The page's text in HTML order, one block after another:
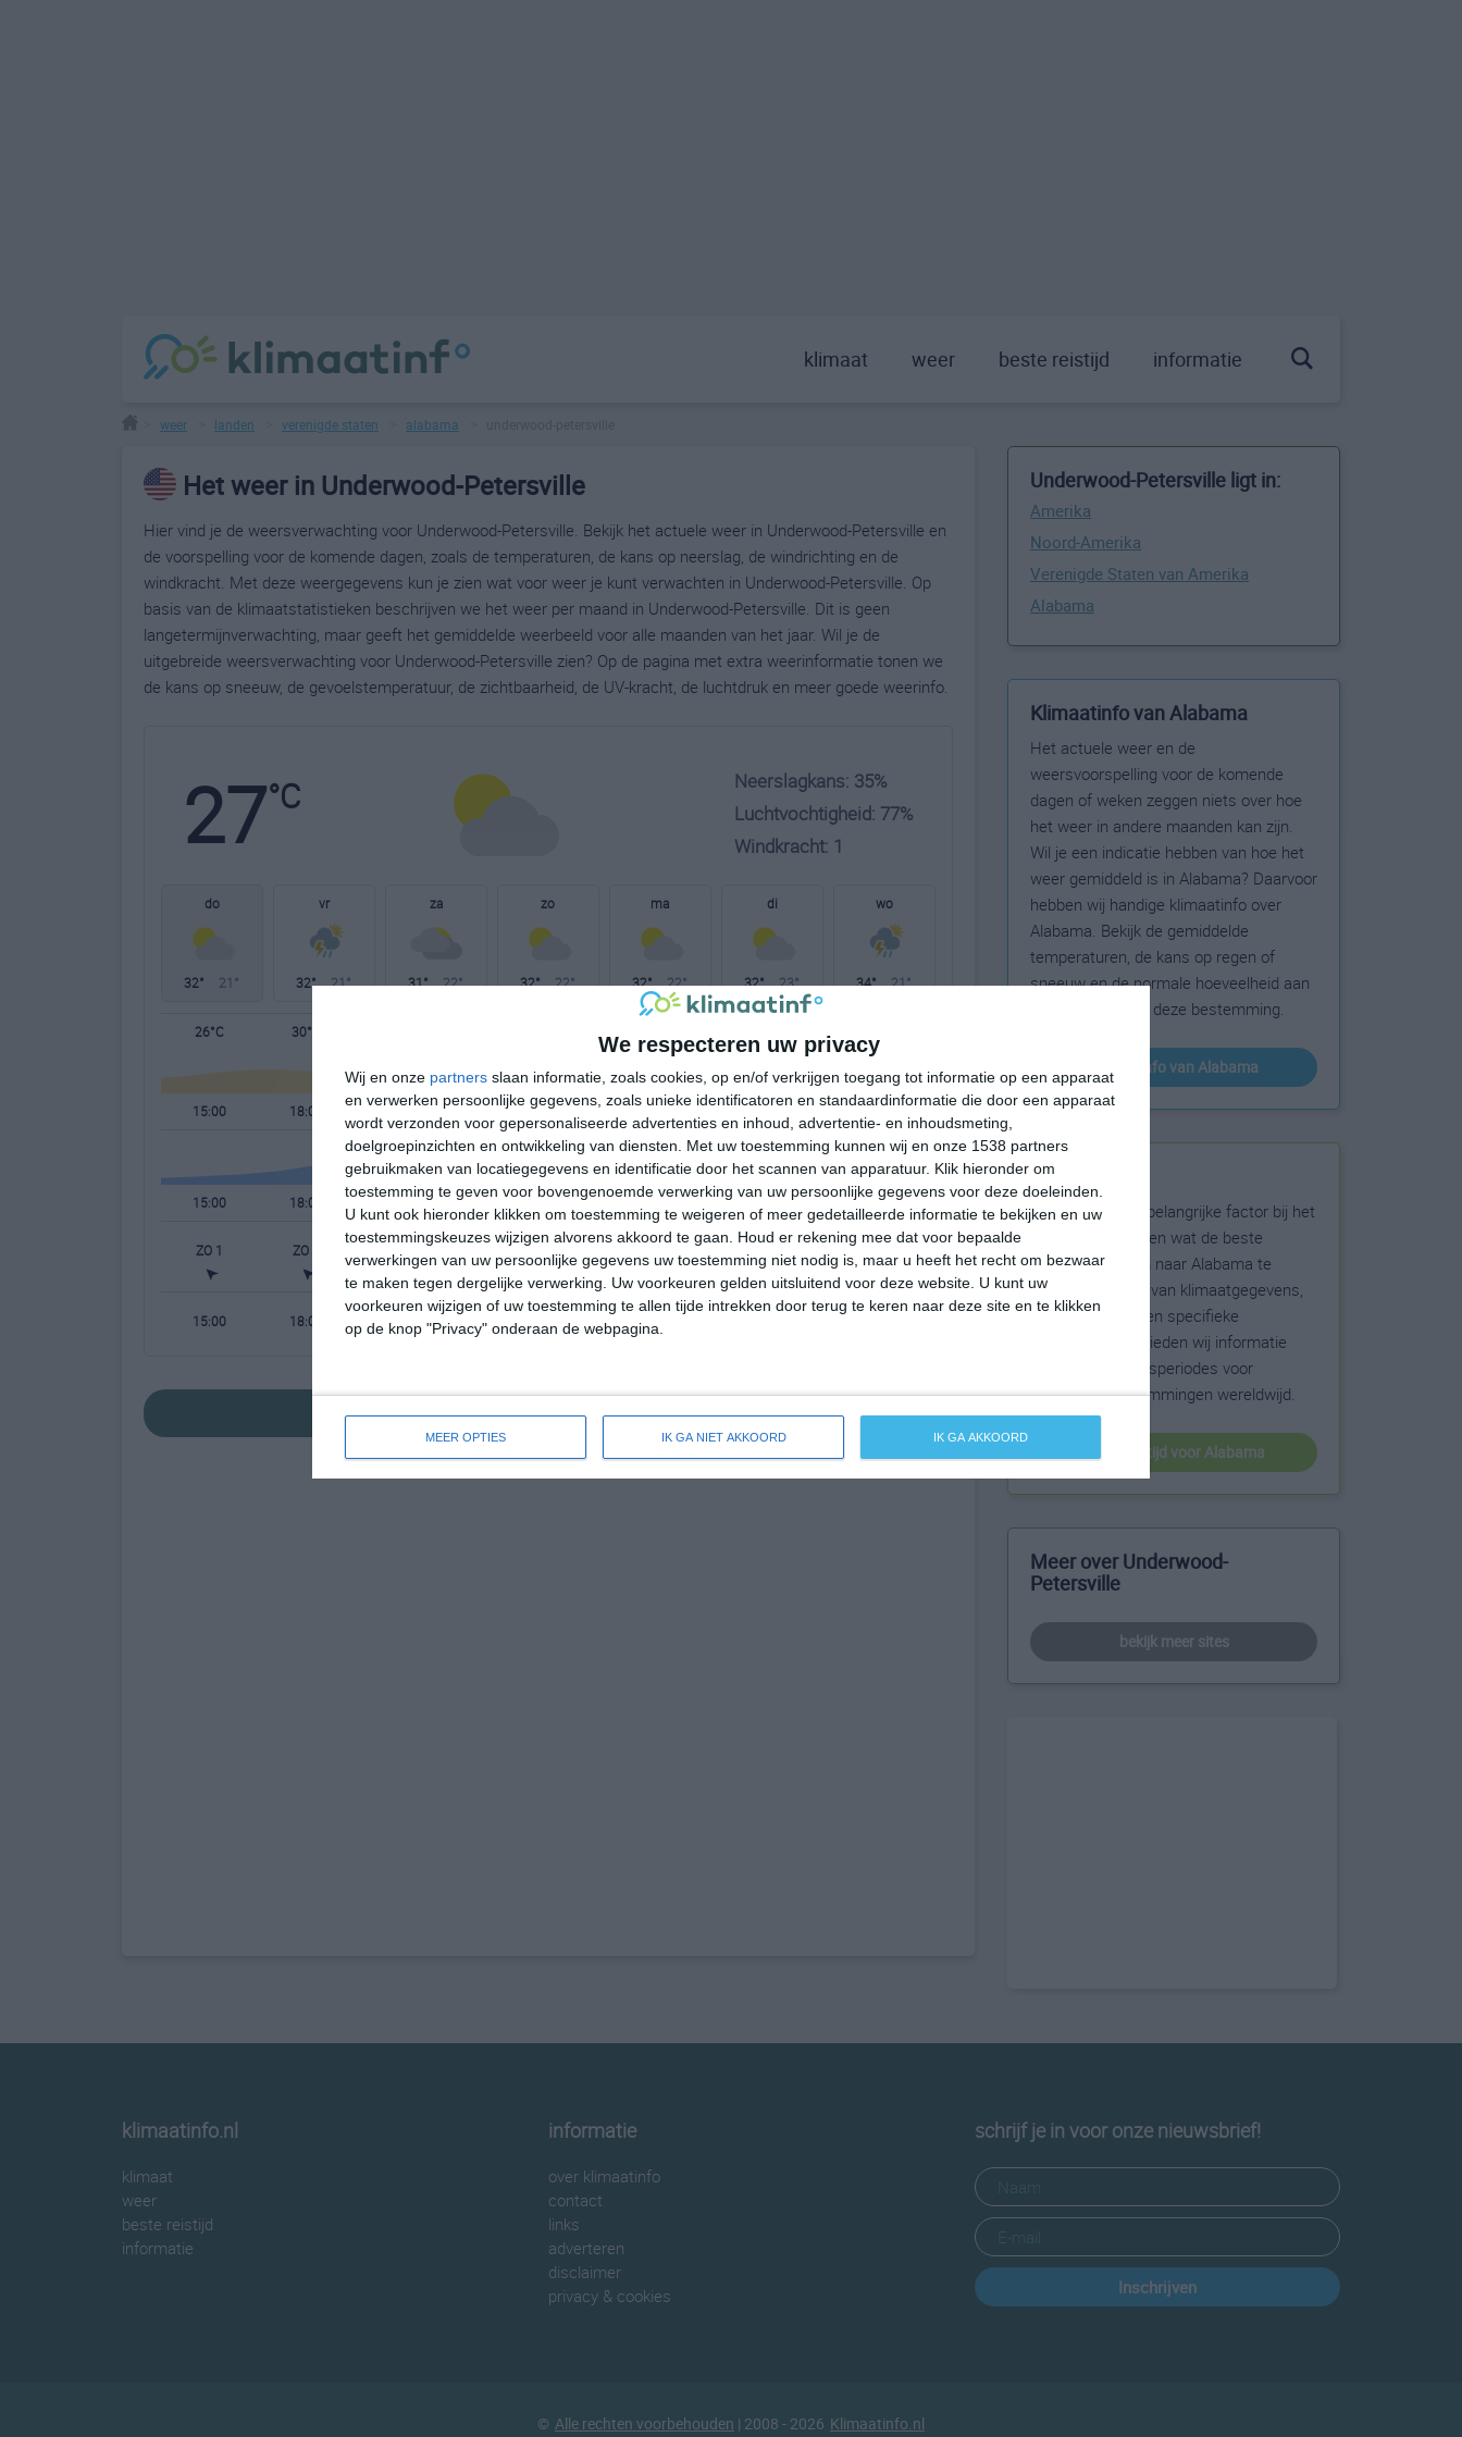
We respecteren uw privacy
Wij en onze partners slaan informatie, zoals cookies, op en/of verkrijgen toegang tot informatie op een apparaat
en verwerken persoonlijke gegevens, zoals unieke identificatoren en standaardinformatie die door een apparaat
wordt verzonden voor gepersonaliseerde advertenties en inhoud, advertentie- en inhoudsmeting,
doelgroepinzichten en ontwikkeling van diensten.
Met uw toestemming kunnen wij en onze 1538 partners
gebruikmaken van locatiegegevens en identificatie door het scannen van apparatuur. Klik hieronder om
toestemming te geven voor bovengenoemde verwerking van uw persoonlijke gegevens voor deze doeleinden.
U kunt ook hieronder klikken om toestemming te weigeren of meer gedetailleerde informatie te bekijken en uw
toestemmingskeuzes wijzigen alvorens akkoord te gaan.
Houd er rekening mee dat voor bepaalde
verwerkingen van uw persoonlijke gegevens uw toestemming niet nodig is, maar u heeft het recht om bezwaar
te maken tegen dergelijke verwerking. Uw voorkeuren gelden uitsluitend voor deze website. U kunt uw
voorkeuren wijzigen of uw toestemming te allen tijde intrekken door terug te keren naar deze site en te klikken
op de knop "Privacy" onderaan de webpagina.
MEER OPTIES IK GA NIET AKKOORD IK GA AKKOORD
klimaat weer beste reistijd informatie
weer landen verenigde staten alabama
Het weer in Underwood-Petersville
Hier vind je de weersverwachting voor Underwood-Petersville. Bekijk het actuele weer in Underwood-Petersville en
de voorspelling voor de komende dagen, zoals de temperaturen, de kans op neerslag, de windrichting en de
windkracht. Met deze weergegevens kun je zien wat voor weer je kunt verwachten in Underwood-Petersville. Op
basis van de klimaatstatistieken beschrijven we het weer per maand in Underwood-Petersville. Dit is geen
langetermijnverwachting, maar geeft het gemiddelde weerbeeld voor alle maanden van het jaar. Wil je de
uitgebreide weersverwachting voor Underwood-Petersville zien? Op de pagina met extra weerinformatie tonen we
de kans op sneeuw, de gevoelstemperatuur, de zichtbaarheid, de UV-kracht, de luchtdruk en meer goede weerinfo.
27°C
Neerslagkans: 35%
Luchtvochtigheid: 77%
Windkracht: 1
do
32° 21°
vr
32° 21°
za
31° 22°
zo
32° 22°
ma
32° 22°
di
32° 23°
wo
34° 21°
26°C 30°C
15:00 18:00 21:00 00:00 03:00 06:00 09:00 12:00
15:00 18:00 21:00 00:00 03:00 06:00 09:00 12:00
ZO 1 ZO 2 ZO 1 ZZO 1
15:00 18:00 21:00 00:00 03:00
bekijk de uitgebreide weersverwachting voor Underwood-Petersville
Underwood-Petersville ligt in:
Amerika
Noord-Amerika
Verenigde Staten van Amerika
Alabama
Klimaatinfo van Alabama
Het actuele weer en de
weersvoorspelling voor de komende
dagen of weken zeggen niets over hoe
het weer in andere maanden kan zijn.
Wil je een indicatie hebben van hoe het
weer gemiddeld is in Alabama? Daarvoor
hebben wij handige klimaatinfo over
Alabama. Bekijk de gemiddelde
temperaturen, de kans op regen of
sneeuw en de normale hoeveelheid aan
zonneschijn voor deze bestemming.
klimaatinfo van Alabama
Beste reistijd
Het weer is een belangrijke factor bij het
reizen. Wil je weten wat de beste
maanden zijn om naar Alabama te
reizen? Op basis van klimaatgegevens,
weersextremen en specifieke
weerinformatie bieden wij informatie
over de beste reisperiodes voor
duizenden bestemmingen wereldwijd.
beste reistijd voor Alabama
Meer over Underwood-
Petersville
bekijk meer sites
klimaatinfo.nl
klimaat
weer
beste reistijd
informatie
informatie
over klimaatinfo
contact
links
adverteren
disclaimer
privacy & cookies
schrijf je in voor onze nieuwsbrief!
Inschrijven
© Alle rechten voorbehouden | 2008 - 2026 Klimaatinfo.nl